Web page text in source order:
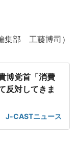
集部 工藤博司）
博党首「消費
反対してきま
J-CASTニュース